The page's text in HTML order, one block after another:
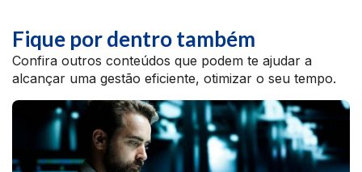
Fique por dentro também
Confira outros conteúdos que podem te ajudar a
alcançar uma gestão eficiente, otimizar o seu tempo.